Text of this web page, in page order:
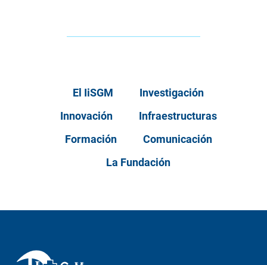
El IiSGM
Investigación
Innovación
Infraestructuras
Formación
Comunicación
La Fundación